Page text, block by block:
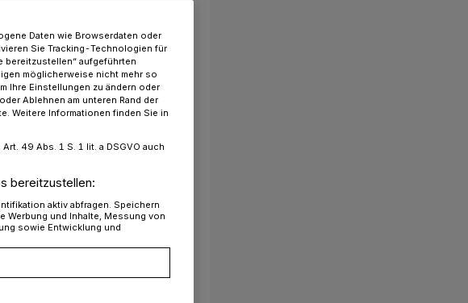
gibt
Daten wie Browserdaten oder
Sie Tracking-Technologien für
bereitzustellen“ aufgeführten
möglicherweise nicht mehr so
Ihre Einstellungen zu ändern oder
Ablehnen am unteren Rand der
Weitere Informationen finden Sie in
49 Abs. 1 S. 1 lit. a DSGVO auch
bereitzustellen:
aktiv abfragen. Speichern
Werbung und Inhalte, Messung von
sowie Entwicklung und